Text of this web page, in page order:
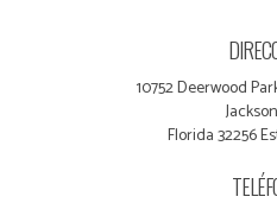
10752 Deerwood
Florida 32256